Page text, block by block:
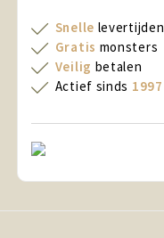
Snelle levertijden
Gratis monsters
Veilig betalen
Actief sinds 1997